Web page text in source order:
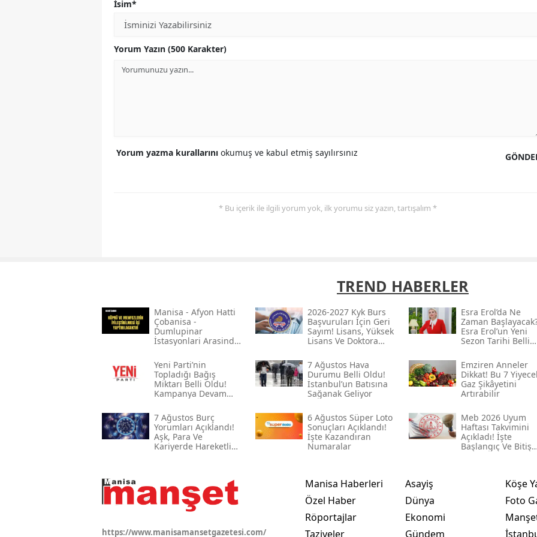
İsim*
Yorum Yazın (500 Karakter)
Yorum yazma kurallarını okumuş ve kabul etmiş sayılırsınız
* Bu içerik ile ilgili yorum yok, ilk yorumu siz yazın, tartışalım *
TREND HABERLER
Mani̇sa - Afyon Hatti
Çobani̇sa -
Dumlupinar
İstasyonlari Arasinda
Ve Menfezleri̇n
Boyanmasi İle Köprü
Ve Menfezleri̇n
İyi̇leşti̇ri̇lmesi̇ İşi̇
2026-2027 Kyk Burs
Başvuruları Için Geri
Sayım! Lisans, Yüksek
Lisans Ve Doktora
Esra Erol’da Ne
Zaman
Esra Erol’un Yeni
Sezon Tarihi Belli
Yeni̇ Parti’nin
Topladığı Bağış
Miktarı Belli Oldu!
Kampanya Devam
7 Ağustos Hava
Durumu Belli Oldu!
İstanbul’un Batısına
Sağanak Geliyor
Emziren Anneler
Dikkat! Bu 7
Gaz Şikâyetini
Artırabilir
7 Ağustos Burç
Yorumları Açıklandı!
Aşk, Para Ve
Kariyerde Hareketli
6 Ağustos Süper Loto
Sonuçları Açıklandı!
İşte Kazandıran
Numaralar
Meb 2026 Uyum
Haftası Takvimini
Açıkladı! İşte
Başlangıç Ve Bitiş
https://www.manisamansetgazetesi.com/
Manisa Haberleri
Özel Haber
Röportajlar
Taziyeler
Asayiş
Dünya
Ekonomi
Gündem
Köşe
Foto